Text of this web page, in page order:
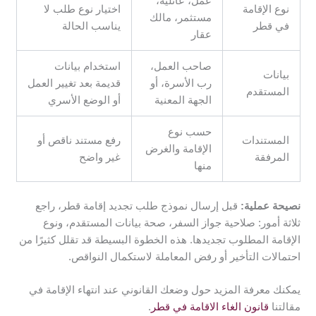
نوع الإقامة
في قطر
مستثمر، مالك
عقار
اختيار نوع طلب لا
يناسب الحالة
بيانات
المستقدم
صاحب العمل،
رب الأسرة، أو
الجهة المعنية
استخدام بيانات
قديمة بعد تغيير العمل
أو الوضع الأسري
المستندات
المرفقة
حسب نوع
الإقامة والغرض
منها
رفع مستند ناقص أو
غير واضح
نصيحة عملية: قبل إرسال نموذج طلب تجديد إقامة قطر، راجع
ثلاثة أمور: صلاحية جواز السفر، صحة بيانات المستقدم، ونوع
الإقامة المطلوب تجديدها. هذه الخطوة البسيطة قد تقلل كثيرًا من
احتمالات التأخير أو رفض المعاملة لاستكمال النواقص.
يمكنك معرفة المزيد حول وضعك القانوني عند انتهاء الإقامة في
مقالتنا قانون الغاء الاقامة في قطر .